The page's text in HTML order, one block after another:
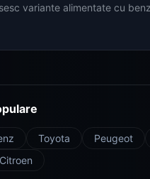
variante alimentate cu
Toyota Peugeot
Citroen